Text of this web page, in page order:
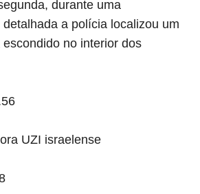
durante uma
a polícia localizou um
no interior dos
UZI israelense